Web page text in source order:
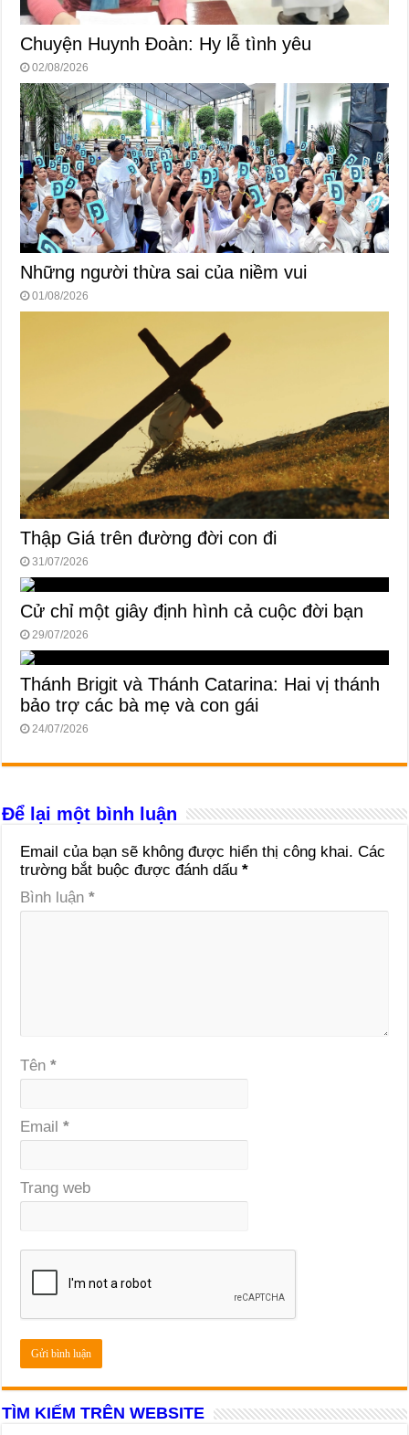
Chuyện Huynh Đoàn: Hy lễ tình yêu
02/08/2026
Những người thừa sai của niềm vui
01/08/2026
Thập Giá trên đường đời con đi
31/07/2026
Cử chỉ một giây định hình cả cuộc đời bạn
29/07/2026
Thánh Brigit và Thánh Catarina: Hai vị thánh
bảo trợ các bà mẹ và con gái
24/07/2026
Để lại một bình luận
Email của bạn sẽ không được hiển thị công khai. Các
trường bắt buộc được đánh dấu*
Bình luận*
Tên*
Email*
Trang web
TÌM KIẾM TRÊN WEBSITE